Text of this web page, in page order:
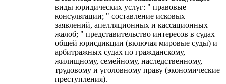
виды юридических услуг: " правовые
консультации; " составление исковых
заявлений, апелляционных и кассационных
жалоб; " представительство интересов в судах
общей юрисдикции (включая мировые суды) и
арбитражных судах по гражданскому,
жилищному, семейному, наследственному,
трудовому и уголовному праву (экономические
преступления).